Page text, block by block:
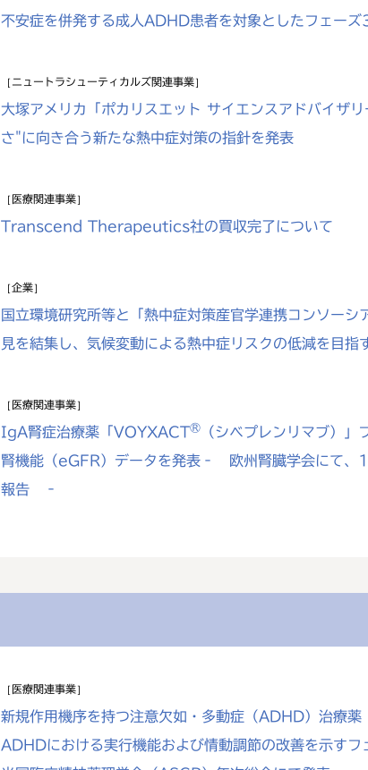
不安症を併発する成人ADHD患者を対象としたフェー
ニュートラシューティカルズ関連事業
大塚アメリカ「ポカリスエット サイエンスアドバイザ
さ"に向き合う新たな熱中症対策の指針を発表
医療関連事業
Transcend Therapeutics社の買収完了について
企業
国立環境研究所等と「熱中症対策産官学連携コンソーシ
見を結集し、気候変動による熱中症リスクの低減を目指
医療関連事業
IgA腎症治療薬「VOYXACT®（シベプレンリマブ）」
腎機能（eGFR）データを発表‐ 欧州腎臓学会にて、
報告 ‐
医療関連事業
新規作用機序を持つ注意欠如・多動症（ADHD）治療薬
ADHDにおける実行機能および情動調節の改善を示す